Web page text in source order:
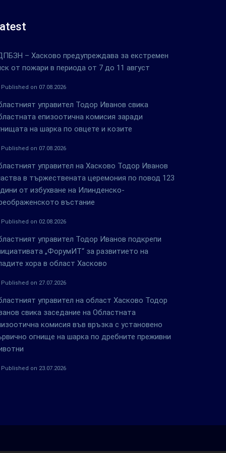
– Хасково предупреждава за екстремен
от пожари в периода от 7 до 11 август
Published on 07.08.2026
управител Тодор Иванов свика
епизоотична комисия заради
на шарка по овцете и козите
Published on 07.08.2026
управител на Хасково Тодор Иванов
в тържествената церемония по повод 123
от избухване на Илинденско-
въстание
Published on 02.08.2026
управител Тодор Иванов подкрепи
„ФорумИТ“ за развитието на
хора в област Хасково
Published on 27.07.2026
управител на област Хасково Тодор
свика заседание на Областната
комисия във връзка с установено
огнище на шарка по дребните преживни
Published on 23.07.2026